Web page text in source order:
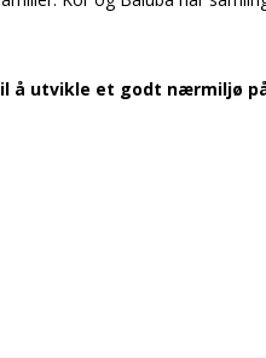
å utvikle et godt nærmiljø